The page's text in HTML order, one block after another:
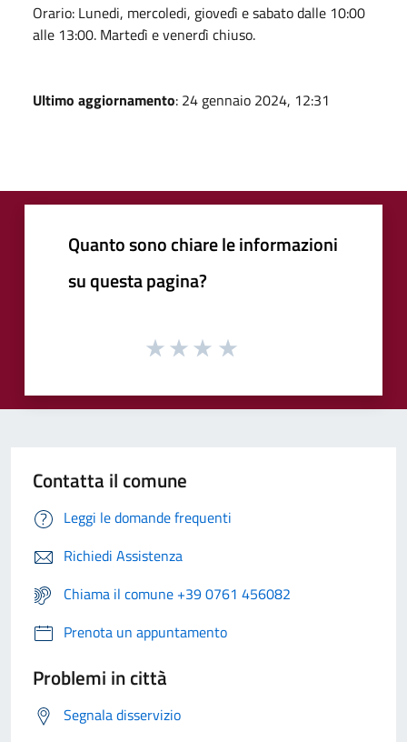
Orario: Lunedi, mercoledi, giovedì e sabato dalle 10:00
alle 13:00. Martedì e venerdì chiuso.
Ultimo aggiornamento: 24 gennaio 2024, 12:31
Quanto sono chiare le informazioni
su questa pagina?
Contatta il comune
Leggi le domande frequenti
Richiedi Assistenza
Chiama il comune +39 0761 456082
Prenota un appuntamento
Problemi in città
Segnala disservizio